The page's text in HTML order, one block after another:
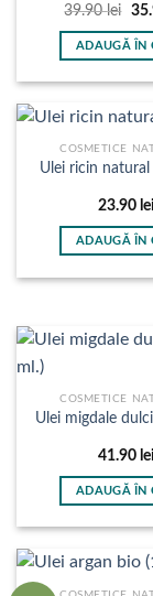
39.90lei
a
ADAUGĂ ÎN
COSMETICE
Ulei ricin natural
23.90 lei
ADAUGĂ ÎN
COSMETICE
Ulei migdale
41.90 lei
ADAUGĂ ÎN